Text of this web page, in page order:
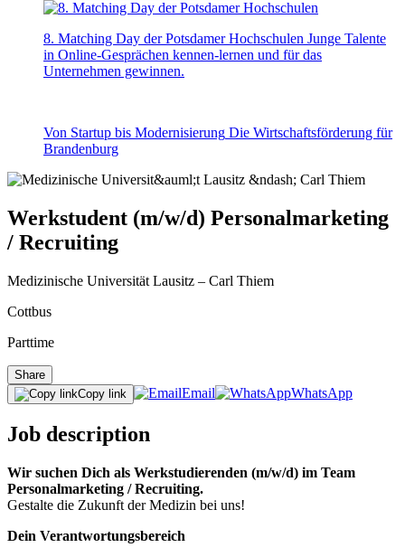
8. Matching Day der Potsdamer Hochschulen Junge Talente
in Online-Gesprächen kennen-lernen und für das
Unternehmen gewinnen.
Von Startup bis Modernisierung Die Wirtschaftsförderung für
Brandenburg
Werkstudent (m/w/d) Personalmarketing
/ Recruiting
Medizinische Universität Lausitz – Carl Thiem
Cottbus
Parttime
Share
Copy link
Email WhatsApp
Job description
Wir suchen Dich als Werkstudierenden (m/w/d) im Team
Personalmarketing / Recruiting.
Gestalte die Zukunft der Medizin bei uns!
Dein Verantwortungsbereich